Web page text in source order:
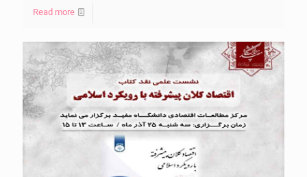
Read more